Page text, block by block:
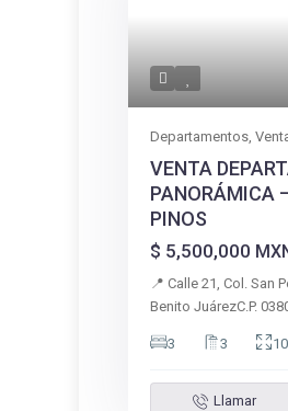
Departamentos,
VENTA
PANORÁMICA
PINOS
$ 5,500,000
📍 Calle 21, Col. San
Benito JuárezC.P.
3 3
Llamar